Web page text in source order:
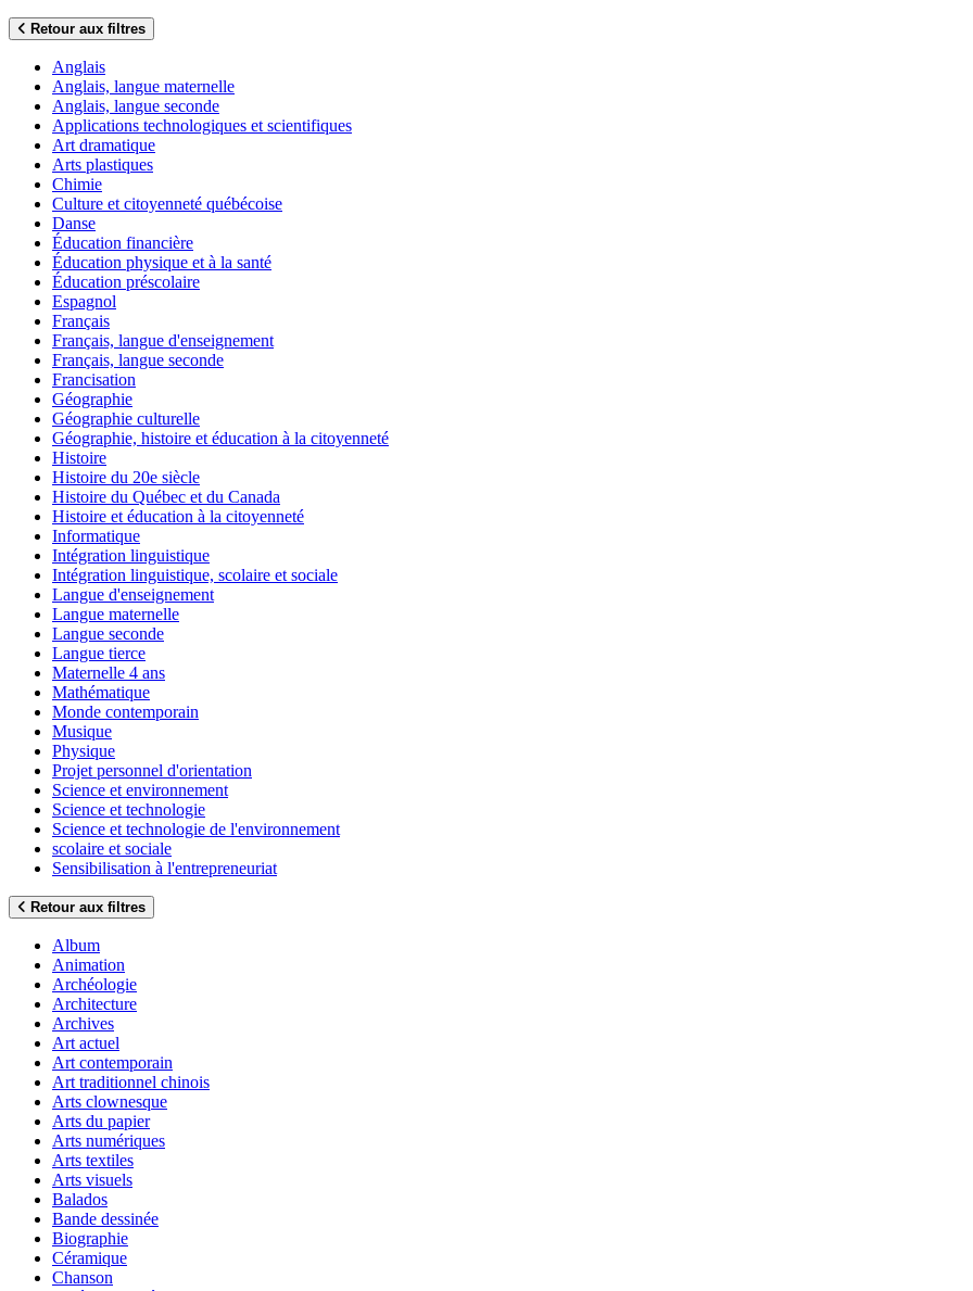
Retour aux filtres
Anglais
Anglais, langue maternelle
Anglais, langue seconde
Applications technologiques et scientifiques
Art dramatique
Arts plastiques
Chimie
Culture et citoyenneté québécoise
Danse
Éducation financière
Éducation physique et à la santé
Éducation préscolaire
Espagnol
Français
Français, langue d'enseignement
Français, langue seconde
Francisation
Géographie
Géographie culturelle
Géographie, histoire et éducation à la citoyenneté
Histoire
Histoire du 20e siècle
Histoire du Québec et du Canada
Histoire et éducation à la citoyenneté
Informatique
Intégration linguistique
Intégration linguistique, scolaire et sociale
Langue d'enseignement
Langue maternelle
Langue seconde
Langue tierce
Maternelle 4 ans
Mathématique
Monde contemporain
Musique
Physique
Projet personnel d'orientation
Science et environnement
Science et technologie
Science et technologie de l'environnement
scolaire et sociale
Sensibilisation à l'entrepreneuriat
Retour aux filtres
Album
Animation
Archéologie
Architecture
Archives
Art actuel
Art contemporain
Art traditionnel chinois
Arts clownesque
Arts du papier
Arts numériques
Arts textiles
Arts visuels
Balados
Bande dessinée
Biographie
Céramique
Chanson